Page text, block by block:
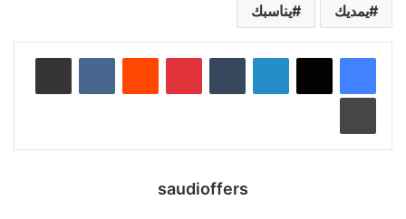
يمديك يناسبك
لينكدإن بينتيريست
saudioffers